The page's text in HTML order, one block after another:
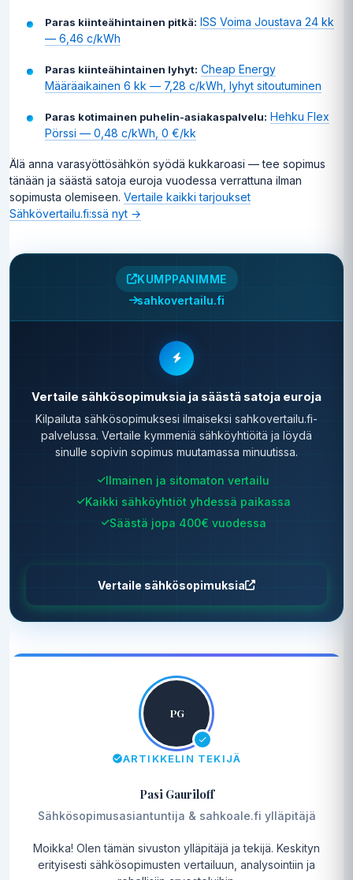
Paras kiinteähintainen pitkä: ISS Voima Joustava 24 kk
— 6,46 c/kWh
Paras kiinteähintainen lyhyt: Cheap Energy
Määräaikainen 6 kk — 7,28 c/kWh, lyhyt sitoutuminen
Paras kotimainen puhelin-asiakaspalvelu: Hehku Flex
Pörssi — 0,48 c/kWh, 0 €/kk
Älä anna varasyöttösähkön syödä kukkaroasi — tee sopimus
tänään ja säästä satoja euroja vuodessa verrattuna ilman
sopimusta olemiseen. Vertaile kaikki tarjoukset
Sähkövertailu.fi:ssä nyt →
KUMPPANIMME
sahkovertailu.fi
Vertaile sähkösopimuksia ja säästä satoja euroja
Kilpailuta sähkösopimuksesi ilmaiseksi sahkovertailu.fi-
palvelussa. Vertaile kymmeniä sähköyhtiöitä ja löydä
sinulle sopivin sopimus muutamassa minuutissa.
Ilmainen ja sitomaton vertailu
Kaikki sähköyhtiöt yhdessä paikassa
Säästä jopa 400€ vuodessa
Vertaile sähkösopimuksia
PG
ARTIKKELIN TEKIJÄ
Pasi Gauriloff
Sähkösopimusasiantuntija & sahkoale.fi ylläpitäjä
Moikka! Olen tämän sivuston ylläpitäjä ja tekijä. Keskityn
erityisesti sähkösopimusten vertailuun, analysointiin ja